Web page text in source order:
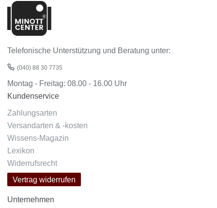
Telefonische Unterstützung und Beratung unter:
(040) 88 30 7735
Montag - Freitag: 08.00 - 16.00 Uhr
Kundenservice
Zahlungsarten
Versandarten & -kosten
Wissens-Magazin
Lexikon
Widerrufsrecht
Vertrag widerrufen
Unternehmen